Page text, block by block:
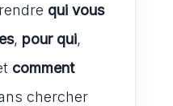
qui vous
, pour qui,
comment
chercher